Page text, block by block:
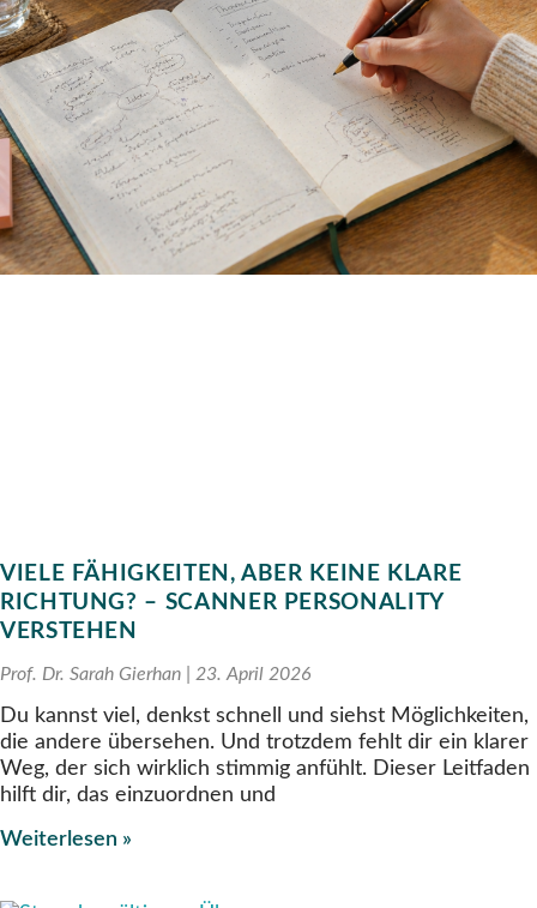
VIELE FÄHIGKEITEN, ABER KEINE KLARE
RICHTUNG? – SCANNER PERSONALITY
VERSTEHEN
Prof. Dr. Sarah Gierhan 23. April 2026
Du kannst viel, denkst schnell und siehst Möglichkeiten,
die andere übersehen. Und trotzdem fehlt dir ein klarer
Weg, der sich wirklich stimmig anfühlt. Dieser Leitfaden
hilft dir, das einzuordnen und
Weiterlesen »